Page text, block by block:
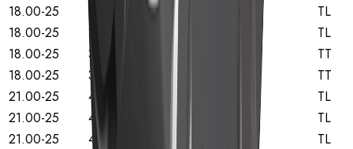
18.00-25
48
TL
18.00-25
36
TL
18.00-25
32
TT
18.00-25
36
TT
21.00-25
40
TL
21.00-25
44
TL
21.00-25
40
TL